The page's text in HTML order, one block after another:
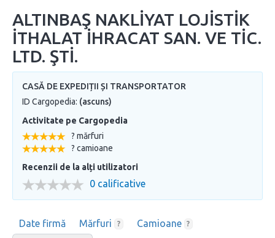
ALTINBAŞ NAKLİYAT LOJİSTİK
İTHALAT İHRACAT SAN. VE TİC.
LTD. ŞTİ.
CASĂ DE EXPEDIȚII ȘI TRANSPORTATOR
ID Cargopedia: (ascuns)
Activitate pe Cargopedia
? mărfuri
? camioane
Recenzii de la alți utilizatori
0 calificative
Date firmă Mărfuri ? Camioane ?